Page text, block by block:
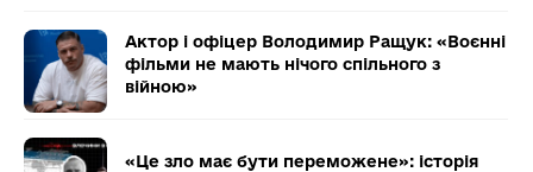
Актор і офіцер Володимир Ращук: «Воєнні
фільми не мають нічого спільного з
війною»
«Це зло має бути переможене»: історія